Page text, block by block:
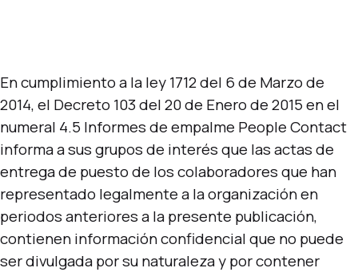
En cumplimiento a la ley 1712 del 6 de Marzo de
2014, el Decreto 103 del 20 de Enero de 2015 en el
numeral 4.5 Informes de empalme People Contact
informa a sus grupos de interés que las actas de
entrega de puesto de los colaboradores que han
representado legalmente a la organización en
periodos anteriores a la presente publicación,
contienen información confidencial que no puede
ser divulgada por su naturaleza y por contener